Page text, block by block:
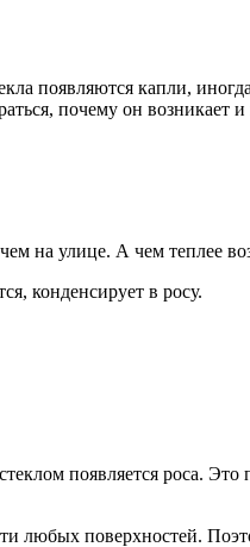
появляются капли,
почему он возникает
на улице. А чем теплее
конденсирует в росу.
появляется роса.
любых поверхностей.